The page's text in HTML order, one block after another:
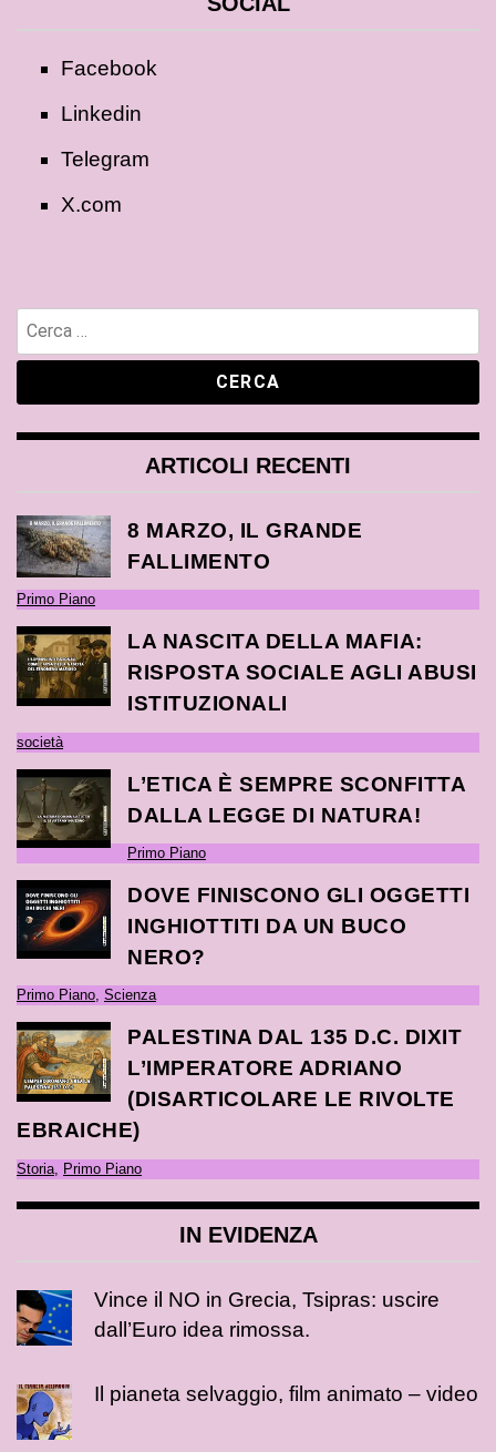
Facebook
Linkedin
Telegram
X.com
ARTICOLI RECENTI
8 MARZO, IL GRANDE
FALLIMENTO
Primo Piano
LA NASCITA DELLA MAFIA:
RISPOSTA SOCIALE AGLI ABUSI
ISTITUZIONALI
società
L’ETICA È SEMPRE SCONFITTA
DALLA LEGGE DI NATURA!
Primo Piano
DOVE FINISCONO GLI OGGETTI
INGHIOTTITI DA UN BUCO
NERO?
Primo Piano, Scienza
PALESTINA DAL 135 D.C. DIXIT
L’IMPERATORE ADRIANO
(DISARTICOLARE LE RIVOLTE
EBRAICHE)
Storia Primo Piano
IN EVIDENZA
Vince il NO in Grecia, Tsipras: uscire
dall’Euro idea rimossa.
Il pianeta selvaggio, film animato – video